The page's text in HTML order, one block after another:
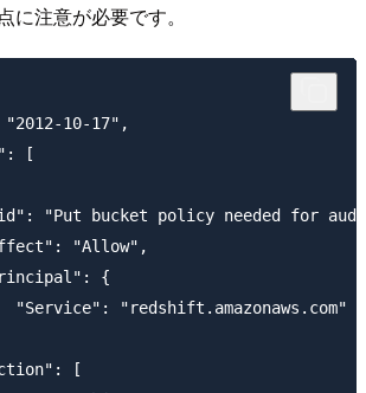
に注意が必要です。
10-17",
[
"Put bucket policy needed for
"Allow",
{
"Service": "redshift.amazonaws.com"
[